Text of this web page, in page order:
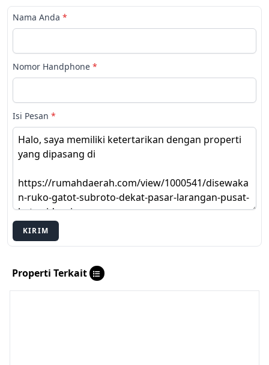
Nama Anda *
Nomor Handphone *
Isi Pesan *
KIRIM
Properti Terkait